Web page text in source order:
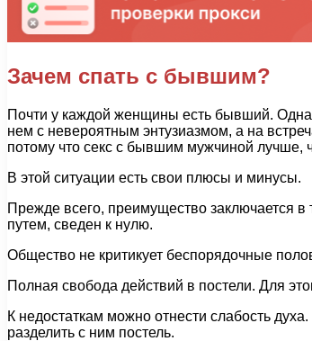
Зачем спать с бывшим?
Почти у каждой женщины есть бывший.
нем с невероятным энтузиазмом, а на
потому что секс с бывшим мужчиной лучше,
В этой ситуации есть свои плюсы и минусы.
Прежде всего, преимущество заключается
путем, сведен к нулю.
Общество не критикует беспорядочные
Полная свобода действий в постели. Для
К недостаткам можно отнести слабость
разделить с ним постель.